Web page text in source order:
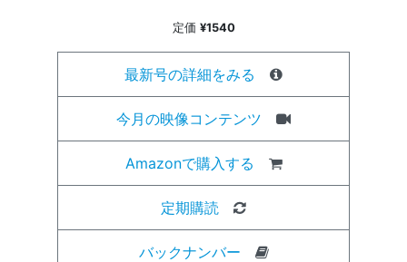
定価 ¥1540
最新号の詳細をみる
今月の映像コンテンツ
Amazonで購入する
定期購読
バックナンバー